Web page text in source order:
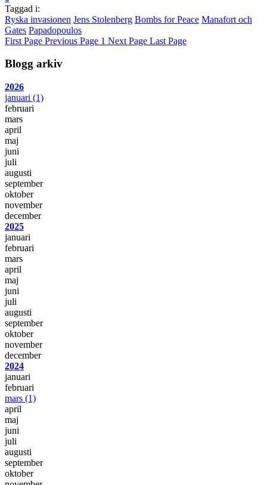
Taggad i:
Ryska invasionen Jens Stolenberg Bombs for Peace Manafort och
Gates Papadopoulos
First Page Previous Page 1 Next Page Last Page
Blogg arkiv
2026
januari (1)
februari
mars
april
maj
juni
juli
augusti
september
oktober
november
december
2025
januari
februari
mars
april
maj
juni
juli
augusti
september
oktober
november
december
2024
januari
februari
mars (1)
april
maj
juni
juli
augusti
september
oktober